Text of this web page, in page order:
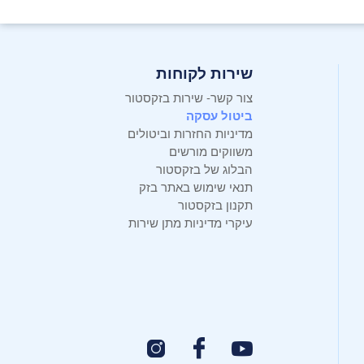
שירות לקוחות
צור קשר- שירות בזקסטור
ביטול עסקה
מדיניות החזרות וביטולים
משווקים מורשים
הבלוג של בזקסטור
תנאי שימוש באתר בזק
תקנון בזקסטור
עיקרי מדיניות מתן שירות